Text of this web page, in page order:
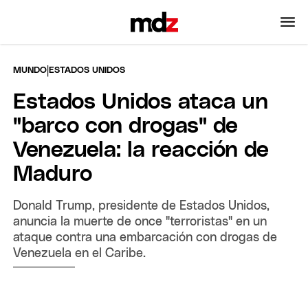
MUNDO |ESTADOS UNIDOS
Estados Unidos ataca un
"barco con drogas" de
Venezuela: la reacción de
Maduro
Donald Trump, presidente de Estados Unidos,
anuncia la muerte de once "terroristas" en un
ataque contra una embarcación con drogas de
Venezuela en el Caribe.